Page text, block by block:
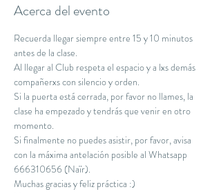
Acerca del evento
Recuerda llegar siempre entre 15 y 10 minutos
antes de la clase.
Al llegar al Club respeta el espacio y a lxs demás
compañerxs con silencio y orden.
Si la puerta está cerrada, por favor no llames, la
clase ha empezado y tendrás que venir en otro
momento.
Si finalmente no puedes asistir, por favor, avisa
con la máxima antelación posible al Whatsapp
666310656 (Naïr).
Muchas gracias y feliz práctica :)